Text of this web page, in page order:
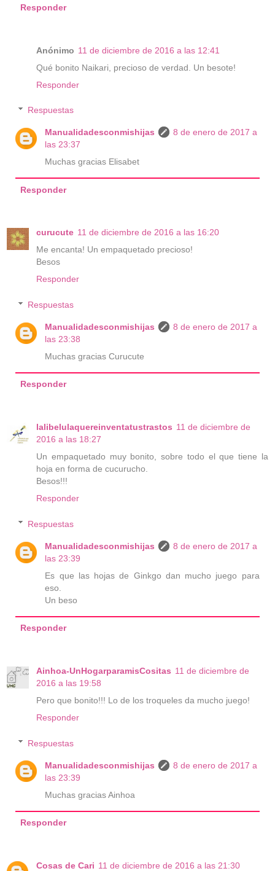
Responder
Anónimo 11 de diciembre de 2016 a las 12:41
Qué bonito Naikari, precioso de verdad. Un besote!
Responder
Respuestas
Manualidadesconmishijas
8 de enero de 2017 a
las 23:37
Muchas gracias Elisabet
Responder
curucute 11 de diciembre de 2016 a las 16:20
Me encanta! Un empaquetado precioso!
Besos
Responder
Respuestas
Manualidadesconmishijas
8 de enero de 2017 a
las 23:38
Muchas gracias Curucute
Responder
lalibelulaquereinventatustrastos 11 de diciembre de
2016 a las 18:27
Un empaquetado muy bonito, sobre todo el que tiene la
hoja en forma de cucurucho.
Besos!!!
Responder
Respuestas
Manualidadesconmishijas
8 de enero de 2017 a
las 23:39
Es que las hojas de Ginkgo dan mucho juego para
eso.
Un beso
Responder
Ainhoa-UnHogarparamisCositas 11 de diciembre de
2016 a las 19:58
Pero que bonito!!! Lo de los troqueles da mucho juego!
Responder
Respuestas
Manualidadesconmishijas
8 de enero de 2017 a
las 23:39
Muchas gracias Ainhoa
Responder
Cosas de Cari 11 de diciembre de 2016 a las 21:30